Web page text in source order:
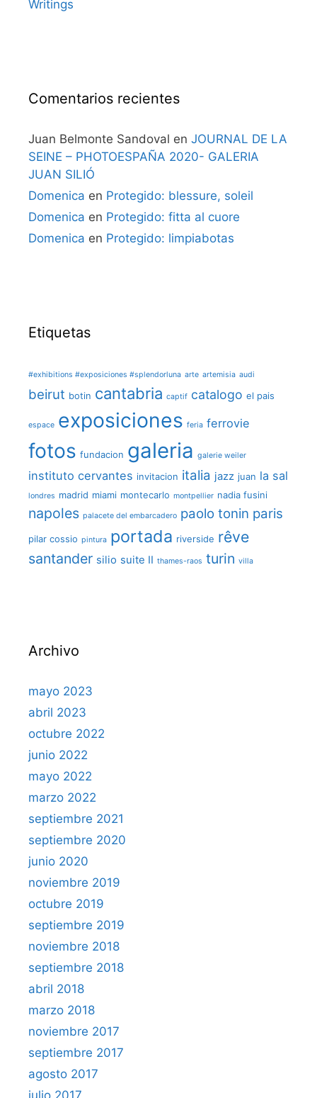
Writings
Comentarios recientes
Juan Belmonte Sandoval en JOURNAL DE LA
SEINE – PHOTOESPAÑA 2020- GALERIA
JUAN SILIÓ
Domenica en Protegido: blessure, soleil
Domenica en Protegido: fitta al cuore
Domenica en Protegido: limpiabotas
Etiquetas
#exhibitions #exposiciones #splendorluna arte artemisia audi
beirut botin cantabria captif catalogo el pais
espace exposiciones feria ferrovie
fotos fundacion galeria galerie weiler
instituto cervantes invitacion italia jazz juan la sal
londres madrid miami montecarlo montpellier nadia fusini
napoles palacete del embarcadero paolo tonin paris
pilar cossio pintura portada riverside rêve
santander silio suite II thames-raos turin villa
Archivo
mayo 2023
abril 2023
octubre 2022
junio 2022
mayo 2022
marzo 2022
septiembre 2021
septiembre 2020
junio 2020
noviembre 2019
octubre 2019
septiembre 2019
noviembre 2018
septiembre 2018
abril 2018
marzo 2018
noviembre 2017
septiembre 2017
agosto 2017
julio 2017